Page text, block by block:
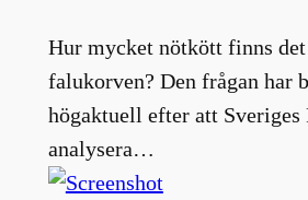
Hur mycket nötkött finns
falukorven? Den frågan har
högaktuell efter att
analysera…